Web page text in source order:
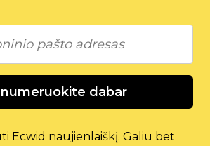
dabar
Ecwid naujienlaiškį. Galiu bet